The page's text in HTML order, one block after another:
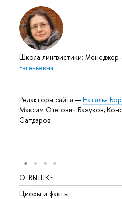
Школа лингвистики: Менеджер
Евгеньевна
Редакторы сайта —Наталья
Максим Олегович Бажуков,
Сатдаров
О ВЫШКЕ
Цифры и факты